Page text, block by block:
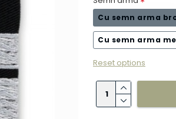
Cu semn arma
Cu semn arma
Reset options